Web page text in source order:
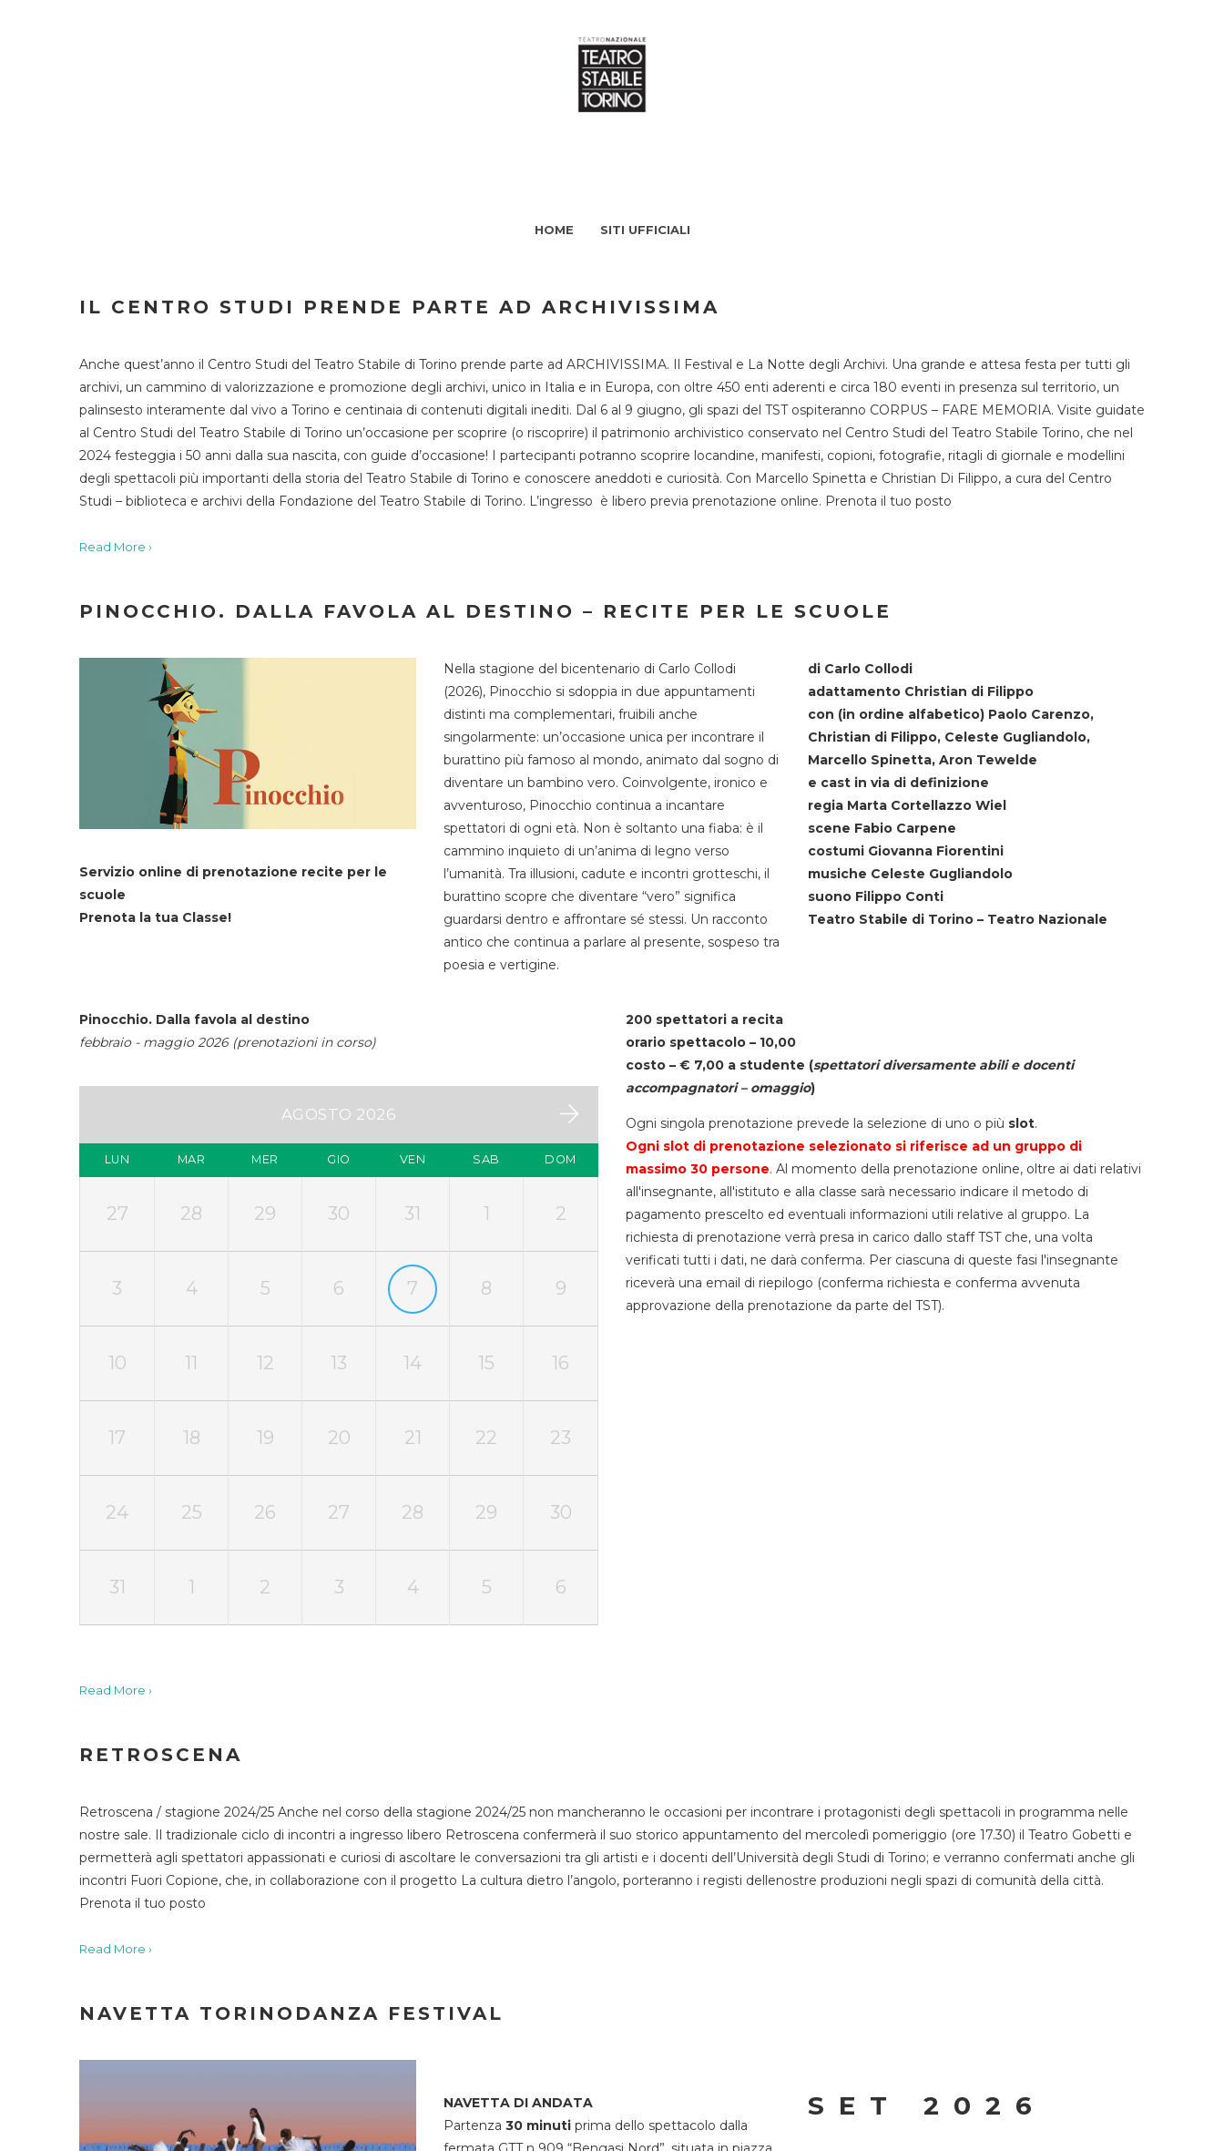
HOME SITI UFFICIALI
IL CENTRO STUDI PRENDE PARTE AD ARCHIVISSIMA
Anche quest’anno il Centro Studi del Teatro Stabile di Torino prende parte ad ARCHIVISSIMA. Il Festival e La Notte degli Archivi. Una grande e attesa festa per tutti gli
archivi, un cammino di valorizzazione e promozione degli archivi, unico in Italia e in Europa, con oltre 450 enti aderenti e circa 180 eventi in presenza sul territorio, un
palinsesto interamente dal vivo a Torino e centinaia di contenuti digitali inediti. Dal 6 al 9 giugno, gli spazi del TST ospiteranno CORPUS – FARE MEMORIA. Visite guidate
al Centro Studi del Teatro Stabile di Torino un’occasione per scoprire (o riscoprire) il patrimonio archivistico conservato nel Centro Studi del Teatro Stabile Torino, che nel
2024 festeggia i 50 anni dalla sua nascita, con guide d’occasione! I partecipanti potranno scoprire locandine, manifesti, copioni, fotografie, ritagli di giornale e modellini
degli spettacoli più importanti della storia del Teatro Stabile di Torino e conoscere aneddoti e curiosità. Con Marcello Spinetta e Christian Di Filippo, a cura del Centro
Studi – biblioteca e archivi della Fondazione del Teatro Stabile di Torino. L’ingresso è libero previa prenotazione online. Prenota il tuo posto
Read More ›
PINOCCHIO. DALLA FAVOLA AL DESTINO – RECITE PER LE SCUOLE
Servizio online di prenotazione recite per le
scuole
Prenota la tua Classe!
Nella stagione del bicentenario di Carlo Collodi
(2026), Pinocchio si sdoppia in due appuntamenti
distinti ma complementari, fruibili anche
singolarmente: un’occasione unica per incontrare il
burattino più famoso al mondo, animato dal sogno di
diventare un bambino vero. Coinvolgente, ironico e
avventuroso, Pinocchio continua a incantare
spettatori di ogni età. Non è soltanto una fiaba: è il
cammino inquieto di un’anima di legno verso
l’umanità. Tra illusioni, cadute e incontri grotteschi, il
burattino scopre che diventare “vero” significa
guardarsi dentro e affrontare sé stessi. Un racconto
antico che continua a parlare al presente, sospeso tra
poesia e vertigine.
di Carlo Collodi
adattamento Christian di Filippo
con (in ordine alfabetico) Paolo Carenzo,
Christian di Filippo, Celeste Gugliandolo,
Marcello Spinetta, Aron Tewelde
e cast in via di definizione
regia Marta Cortellazzo Wiel
scene Fabio Carpene
costumi Giovanna Fiorentini
musiche Celeste Gugliandolo
suono Filippo Conti
Teatro Stabile di Torino – Teatro Nazionale
Pinocchio. Dalla favola al destino
febbraio - maggio 2026 (prenotazioni in corso)
AGOSTO 2026
LUN MAR MER GIO VEN SAB DOM
27 28 29 30 31 1 2
3 4 5 6 7 8 9
10 11 12 13 14 15 16
17 18 19 20 21 22 23
24 25 26 27 28 29 30
31 1 2 3 4 5 6
200 spettatori a recita
orario spettacolo – 10,00
costo – € 7,00 a studente (spettatori diversamente abili e docenti
accompagnatori – omaggio)
Ogni singola prenotazione prevede la selezione di uno o più slot.
Ogni slot di prenotazione selezionato si riferisce ad un gruppo di
massimo 30 persone. Al momento della prenotazione online, oltre ai dati relativi
all'insegnante, all'istituto e alla classe sarà necessario indicare il metodo di
pagamento prescelto ed eventuali informazioni utili relative al gruppo. La
richiesta di prenotazione verrà presa in carico dallo staff TST che, una volta
verificati tutti i dati, ne darà conferma. Per ciascuna di queste fasi l'insegnante
riceverà una email di riepilogo (conferma richiesta e conferma avvenuta
approvazione della prenotazione da parte del TST).
Read More ›
RETROSCENA
Retroscena / stagione 2024/25 Anche nel corso della stagione 2024/25 non mancheranno le occasioni per incontrare i protagonisti degli spettacoli in programma nelle
nostre sale. Il tradizionale ciclo di incontri a ingresso libero Retroscena confermerà il suo storico appuntamento del mercoledì pomeriggio (ore 17.30) il Teatro Gobetti e
permetterà agli spettatori appassionati e curiosi di ascoltare le conversazioni tra gli artisti e i docenti dell’Università degli Studi di Torino; e verranno confermati anche gli
incontri Fuori Copione, che, in collaborazione con il progetto La cultura dietro l’angolo, porteranno i registi dellenostre produzioni negli spazi di comunità della città.
Prenota il tuo posto
Read More ›
NAVETTA TORINODANZA FESTIVAL
NAVETTA DI ANDATA
Partenza 30 minuti prima dello spettacolo dalla
SET 2026